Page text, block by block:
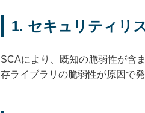
1. セキュリティリ
SCAにより、既知の脆弱性が含
存ライブラリの脆弱性が原因で